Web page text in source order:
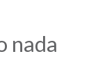
nada